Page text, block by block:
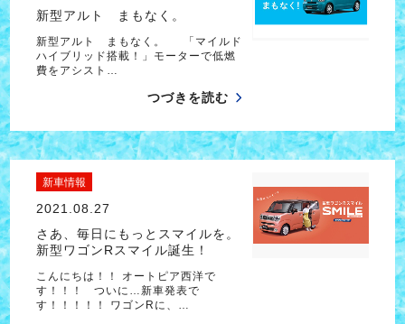
新型アルト まもなく。
新型アルト まもなく。 「マイルド
ハイブリッド搭載！」モーターで低燃
費をアシスト…
つづきを読む
新車情報
2021.08.27
さあ、毎日にもっとスマイルを。
新型ワゴンRスマイル誕生！
こんにちは！！ オートピア西洋で
す！！！ ついに…新車発表で
す！！！！！ ワゴンRに、…